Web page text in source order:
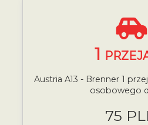
1
Austria A13 - Brenner 1
osobowego
75